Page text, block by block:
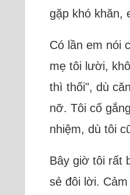
gặp khó khăn,
Có lần em nói
mẹ tôi lười,
thì thối", dù
nỡ. Tôi cố
nhiệm, dù tôi
Bây giờ tôi rất
sẻ đôi lời.